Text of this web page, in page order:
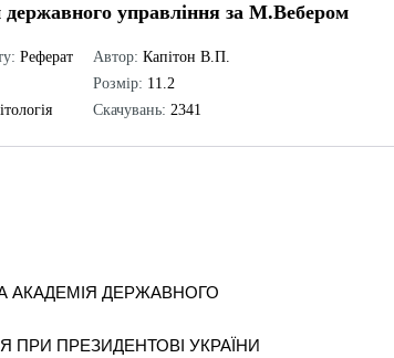
управління за М.Вебером
Реферат
Автор: Капітон В.П.
Розмір: 11.2
Скачувань: 2341
АКАДЕМІЯ ДЕРЖАВНОГО
ПРИ ПРЕЗИДЕНТОВІ УКРАЇНИ